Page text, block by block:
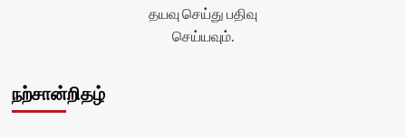
தயவு செய்து பதிவு
செய்யவும்.
நற்சான்றிதழ்